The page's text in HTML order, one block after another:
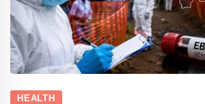
HEALTH